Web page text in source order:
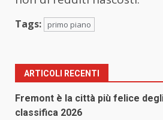
Tags: primo piano
ARTICOLI RECENTI
Fremont è la città più felice
classifica 2026